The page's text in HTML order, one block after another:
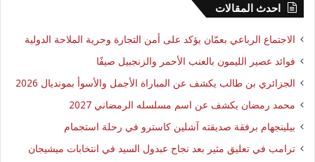
احدث المقالات
الاجتماع الرباعي بعمّان يؤكد على أمن التجارة وحرية الملاحة الدولية
فوائد عصير الليمون بالعنب الأحمر والزنجبيل صيفًا
الجزائري بن طالب يكشف عن المباراة الأجمل والأسوأ بمونديال 2026
محمد رمضان يكشف عن اسم مسلسله الرمضاني 2027
بيلينجهام برفقة صديقته آشلين كاسترو في رحلة استجمام
ترامب في تعليق مثير بعد نجاح عبدول السيد في انتخابات ميشيجان